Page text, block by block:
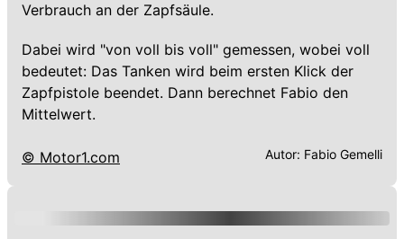
Verbrauch an der Zapfsäule.
Dabei wird "von voll bis voll" gemessen, wobei voll
bedeutet: Das Tanken wird beim ersten Klick der
Zapfpistole beendet. Dann berechnet Fabio den
Mittelwert.
© Motor1.com Autor: Fabio Gemelli